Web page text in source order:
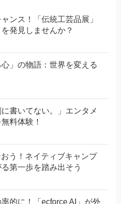
ンス！「伝統工芸品展」
発見しませんか？
」の物語：世界を変える
書いてない。」エンタメ
料体験！
う！ネイティブキャンプ
第一歩を踏み出そう
的に！「ecforce AI」が外